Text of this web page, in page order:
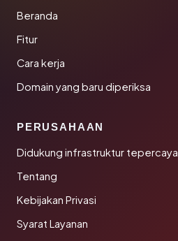
Beranda
Fitur
Cara kerja
Domain yang baru diperiksa
PERUSAHAAN
Didukung infrastruktur tepercaya
Tentang
Kebijakan Privasi
Syarat Layanan